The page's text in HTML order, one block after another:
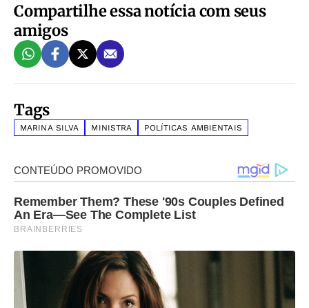
Compartilhe essa notícia com seus
amigos
Tags
MARINA SILVA MINISTRA POLÍTICAS AMBIENTAIS